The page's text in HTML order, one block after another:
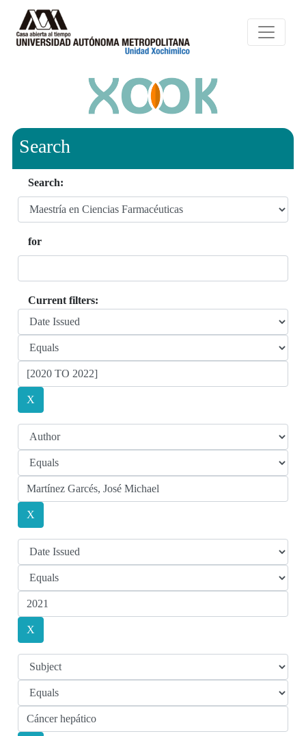
Search
Search:
for
Current filters: